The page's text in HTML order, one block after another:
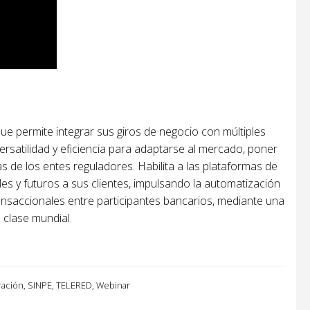
permite integrar sus giros de negocio con múltiples
y eficiencia para adaptarse al mercado, poner
de los entes reguladores. Habilita a las plataformas de
y futuros a sus clientes, impulsando la automatización
entre participantes bancarios, mediante una
mundial.
, SINPE,TELERED,Webinar